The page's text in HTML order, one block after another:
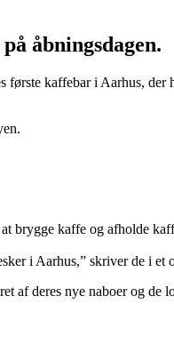
åbningsdagen.
kaffebar i Aarhus, der
brygge kaffe og afholde
i Aarhus,” skriver de i et
af deres nye naboer og de